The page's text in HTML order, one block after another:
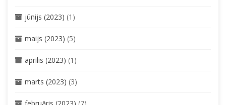
jūnijs (2023) (1)
maijs (2023) (5)
aprīlis (2023) (1)
marts (2023) (3)